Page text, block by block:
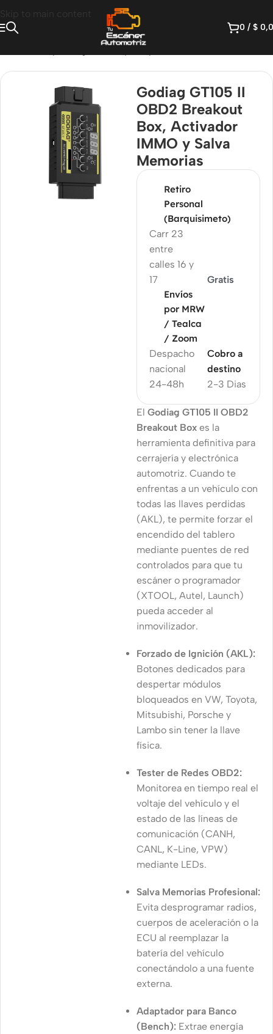
Skip to main content
0 / $
Godiag GT105 II
OBD2 Breakout
Box, Activador
IMMO y Salva
Memorias
Retiro
Personal
(Barquisimeto)
Carr 23
entre
calles 16 y
17
Gratis
Envíos
por MRW
/ Tealca
/ Zoom
Despacho
nacional
24-48h
2-3 Dias
Cobro a
destino
El Godiag GT105 II OBD2
Breakout Box es la
herramienta definitiva para
cerrajería y electrónica
automotriz. Cuando te
enfrentas a un vehículo con
todas las llaves perdidas
(AKL), te permite forzar el
encendido del tablero
mediante puentes de red
controlados para que tu
escáner o programador
(XTOOL, Autel, Launch)
pueda acceder al
inmovilizador.
Forzado de Ignición (AKL):
Botones dedicados para
despertar módulos
bloqueados en VW, Toyota,
Mitsubishi, Porsche y
Lambo sin tener la llave
física.
Tester de Redes OBD2:
Monitorea en tiempo real el
voltaje del vehículo y el
estado de las líneas de
comunicación (CANH,
CANL, K-Line, VPW)
mediante LEDs.
Salva Memorias Profesional:
Evita desprogramar radios,
cuerpos de aceleración o la
ECU al reemplazar la
batería del vehículo
conectándolo a una fuente
externa.
Adaptador para Banco
(Bench): Extrae energía